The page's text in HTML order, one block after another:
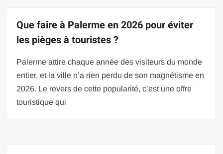
Que faire à Palerme en 2026 pour éviter
les pièges à touristes ?
Palerme attire chaque année des visiteurs du monde
entier, et la ville n’a rien perdu de son magnétisme en
2026. Le revers de cette popularité, c’est une offre
touristique qui